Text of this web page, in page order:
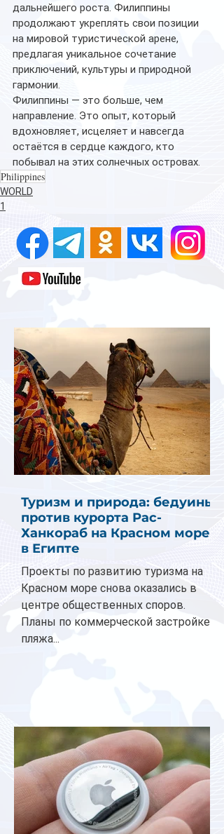
дальнейшего роста. Филиппины
продолжают укреплять свои позиции
на мировой туристической арене,
предлагая уникальное сочетание
приключений, культуры и природной
гармонии.
Филиппины — это больше, чем
направление. Это опыт, который
вдохновляет, исцеляет и навсегда
остаётся в сердце каждого, кто
побывал на этих солнечных островах.
Philippines
WORLD
1
Туризм и природа: бедуины
против курорта Рас-
Ханкораб на Красном море
в Египте
Проекты по развитию туризма на
Красном море снова оказались в
центре общественных споров.
Планы по коммерческой застройке
пляжа...